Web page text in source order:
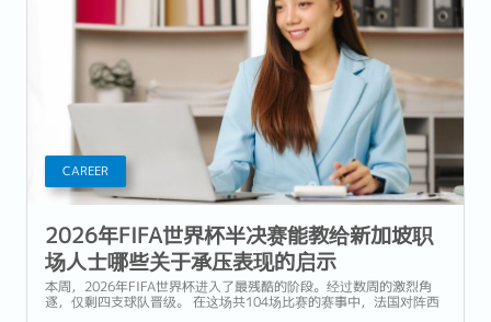
CAREER
2026年FIFA世界杯半决赛能教给新加坡职
场人士哪些关于承压表现的启示
本周，2026年FIFA世界杯进入了最残酷的阶段。经过数周的激烈角
逐，仅剩四支球队晋级。 在这场共104场比赛的赛事中，法国对阵西